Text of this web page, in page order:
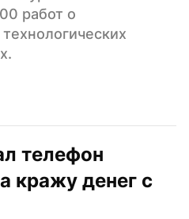
работ о
телефон
кражу денег с